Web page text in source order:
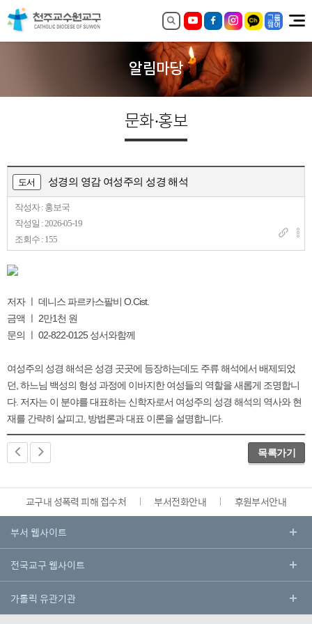
알림마당
문화·홍보
도서 성경의 영감 여성주의 성경 해석
작성자 : 홍보국
작성일 : 2026-05-19
조회수 : 155
저자 ㅣ 데니스 파르카스팔비 O.Cist.
금액 ㅣ 2만1천 원
문의 ㅣ 02-822-0125 성서와함께
여성주의 성경 해석은 성경 곳곳에 등장하는데도 주류 해석에서 배제되었
던, 하느님 백성의 형성 과정에 이바지한 여성들의 역할을 새롭게 조명합니
다. 저자는 이 분야를 대표하는 신학자로서 여성주의 성경 해석의 역사와 현
재를 간략히 살피고, 방법론과 대표 이론을 설명합니다.
목록가기
교구내 성폭력 피해 접수처 부서전화안내 후원부서안내